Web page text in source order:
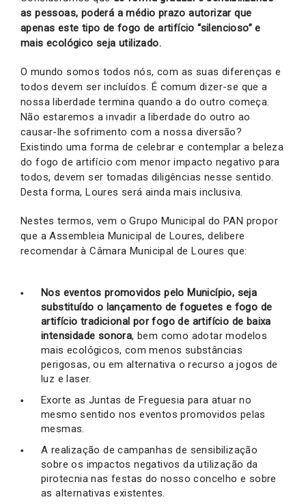
as pessoas, poderá a médio prazo autorizar que
apenas este tipo de fogo de artifício “silencioso” e
mais ecológico seja utilizado.
O mundo somos todos nós, com as suas diferenças e
todos devem ser incluídos. É comum dizer-se que a
nossa liberdade termina quando a do outro começa.
Não estaremos a invadir a liberdade do outro ao
causar-lhe sofrimento com a nossa diversão?
Existindo uma forma de celebrar e contemplar a beleza
do fogo de artifício com menor impacto negativo para
todos, devem ser tomadas diligências nesse sentido.
Desta forma, Loures será ainda mais inclusiva.
Nestes termos, vem o Grupo Municipal do PAN propor
que a Assembleia Municipal de Loures, delibere
recomendar à Câmara Municipal de Loures que:
Nos eventos promovidos pelo Município, seja
substituído o lançamento de foguetes e fogo de
artifício tradicional por fogo de artifício de baixa
intensidade sonora, bem como adotar modelos
mais ecológicos, com menos substâncias
perigosas, ou em alternativa o recurso a jogos de
luz e laser.
Exorte as Juntas de Freguesia para atuar no
mesmo sentido nos eventos promovidos pelas
mesmas.
A realização de campanhas de sensibilização
sobre os impactos negativos da utilização da
pirotecnia nas festas do nosso concelho e sobre
as alternativas existentes.